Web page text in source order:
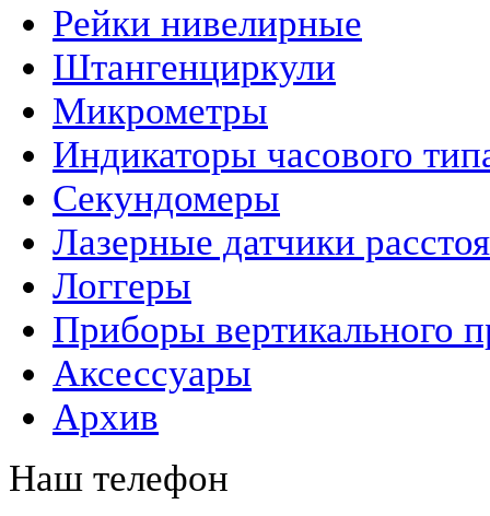
Рейки нивелирные
Штангенциркули
Микрометры
Индикаторы часового
Секундомеры
Лазерные датчики
Логгеры
Приборы вертикального
Аксессуары
Архив
Наш телефон